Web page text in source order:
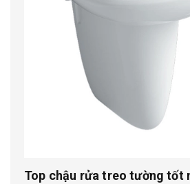
Top chậu rửa treo tường tốt